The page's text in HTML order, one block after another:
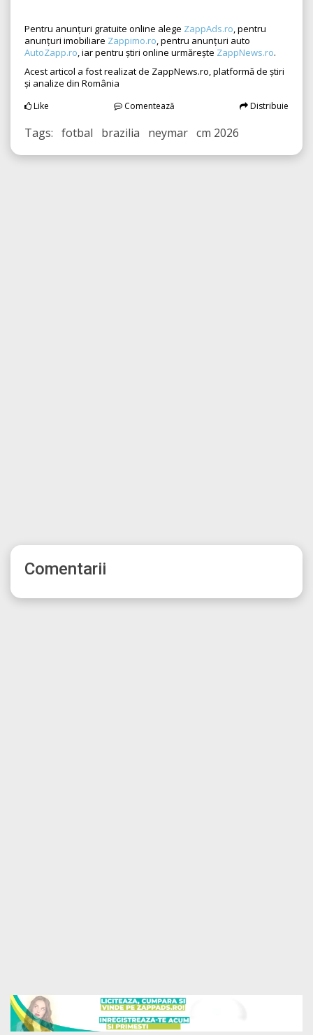
Pentru anunțuri gratuite online alege ZappAds.ro, pentru
anunțuri imobiliare Zappimo.ro, pentru anunțuri auto
AutoZapp.ro, iar pentru știri online urmărește ZappNews.ro.
Acest articol a fost realizat de ZappNews.ro, platformă de știri
și analize din România
Like Comentează Distribuie
Tags: fotbal brazilia neymar cm 2026
Comentarii